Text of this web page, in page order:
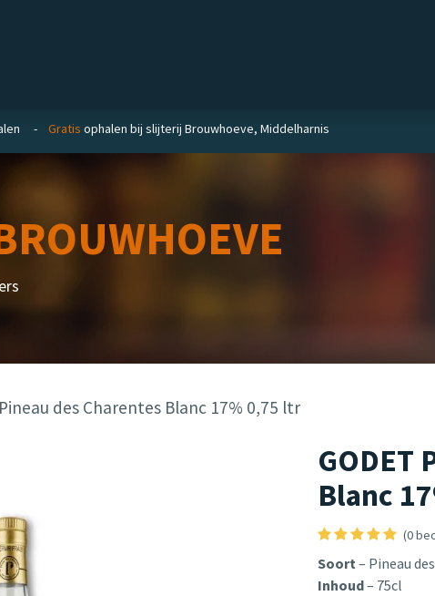
- Gratis ophalen bij slijterij Brouwhoeve, Middelharnis
des Charentes Blanc 17% 0,75 ltr
GODET
Blanc
(0
Soort– Pineau
Inhoud– 75cl